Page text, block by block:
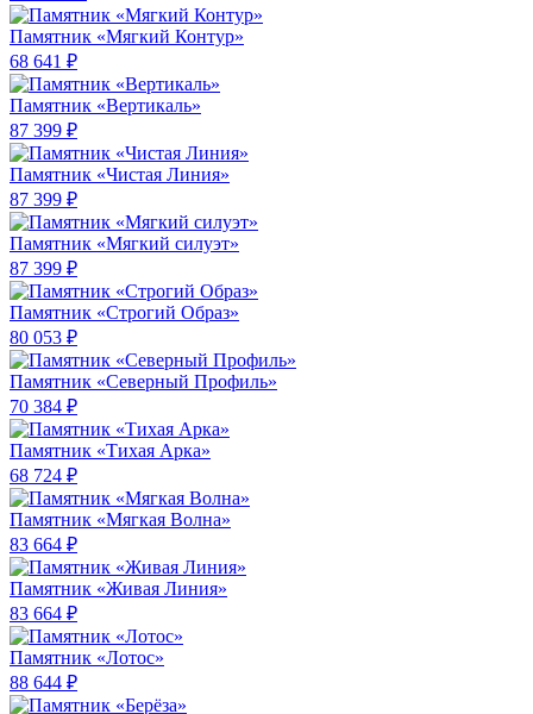
Памятник «Мягкий Контур»
68 641 ₽
Памятник «Вертикаль»
87 399 ₽
Памятник «Чистая Линия»
87 399 ₽
Памятник «Мягкий силуэт»
87 399 ₽
Памятник «Строгий Образ»
80 053 ₽
Памятник «Северный Профиль»
70 384 ₽
Памятник «Тихая Арка»
68 724 ₽
Памятник «Мягкая Волна»
83 664 ₽
Памятник «Живая Линия»
83 664 ₽
Памятник «Лотос»
88 644 ₽